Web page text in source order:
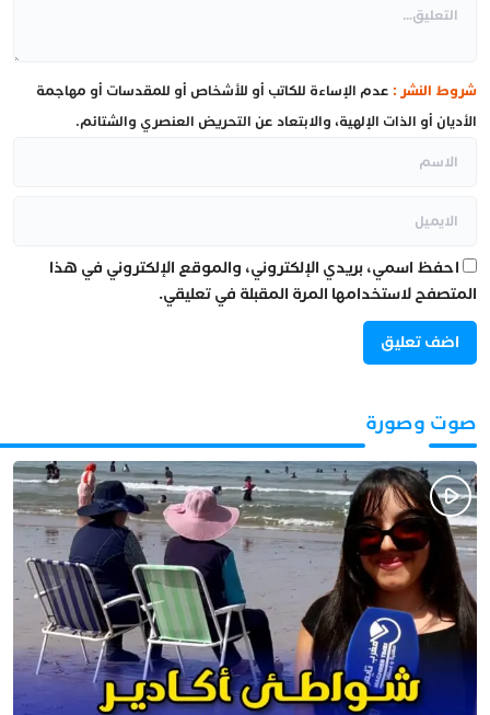
شروط النشر : عدم الإساءة للكاتب أو للأشخاص أو للمقدسات أو مهاجمة
الأديان أو الذات الإلهية، والابتعاد عن التحريض العنصري والشتائم.
احفظ اسمي، بريدي الإلكتروني، والموقع الإلكتروني في هذا
المتصفح لاستخدامها المرة المقبلة في تعليقي.
صوت وصورة